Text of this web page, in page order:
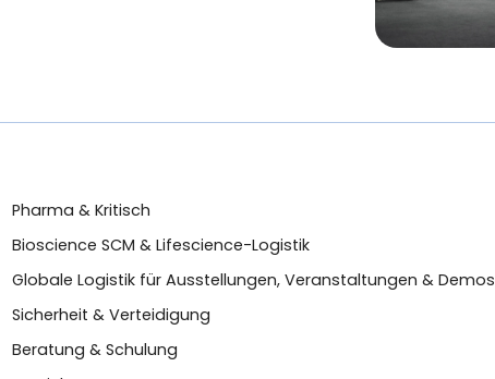
Pharma & Kritisch
Bioscience SCM & Lifescience-Logistik
Globale Logistik für Ausstellungen, Veranstaltungen & Demos
Sicherheit & Verteidigung
Beratung & Schulung